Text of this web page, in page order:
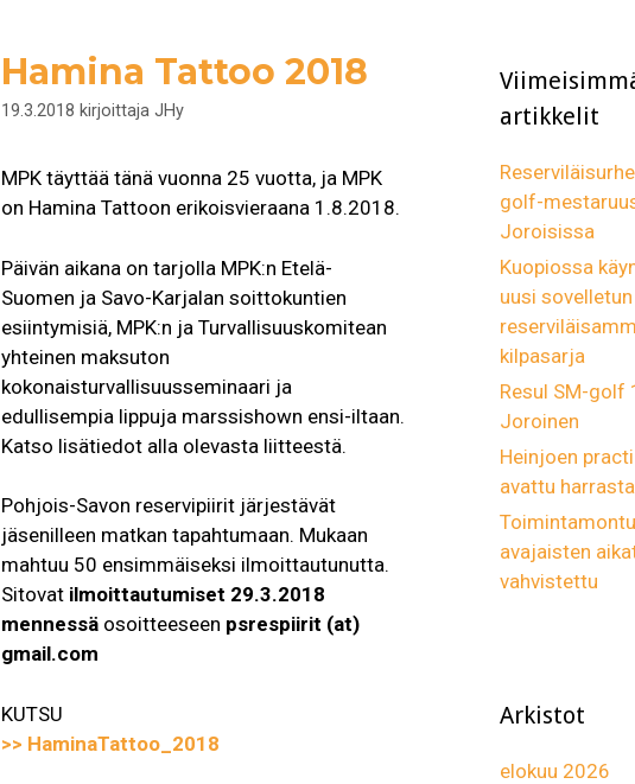
Hamina Tattoo 2018
19.3.2018 kirjoittaja JHy
MPK täyttää tänä vuonna 25 vuotta, ja MPK
on Hamina Tattoon erikoisvieraana 1.8.2018.
Päivän aikana on tarjolla MPK:n Etelä-
Suomen ja Savo-Karjalan soittokuntien
esiintymisiä, MPK:n ja Turvallisuuskomitean
yhteinen maksuton
kokonaisturvallisuusseminaari ja
edullisempia lippuja marssishown ensi-iltaan.
Katso lisätiedot alla olevasta liitteestä.
Pohjois-Savon reservipiirit järjestävät
jäsenilleen matkan tapahtumaan. Mukaan
mahtuu 50 ensimmäiseksi ilmoittautunutta.
Sitovat ilmoittautumiset 29.3.2018
mennessä osoitteeseen psrespiirit (at)
gmail.com
KUTSU
>> HaminaTattoo_2018
artikkelit
golf-
Joroisissa
Kuopiossa
uusi sovelletun
kilpasarja
Resul SM-golf
Joroinen
Heinjoen
avattu
avajaisten
vahvistettu
Arkistot
elokuu 2026